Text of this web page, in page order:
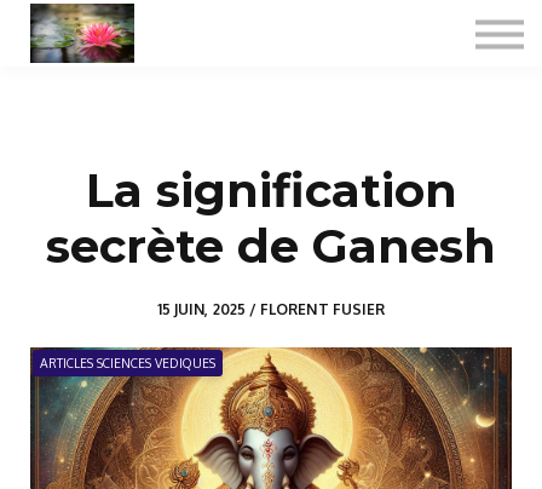
Formations certifiantes
Se connecter
La signification
secrète de Ganesh
15 JUIN, 2025 / FLORENT FUSIER
ARTICLES SCIENCES VEDIQUES